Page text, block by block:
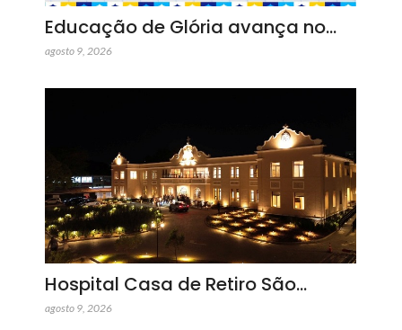
Educação de Glória avança no…
agosto 9, 2026
Hospital Casa de Retiro São…
agosto 9, 2026